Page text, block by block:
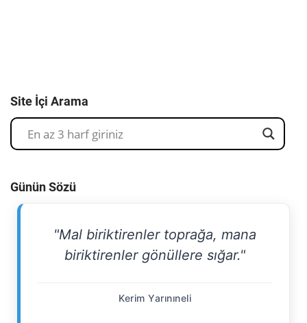
Site İçi Arama
Günün Sözü
"Mal biriktirenler toprağa, mana
biriktirenler gönüllere sığar."
Kerim Yarınıneli